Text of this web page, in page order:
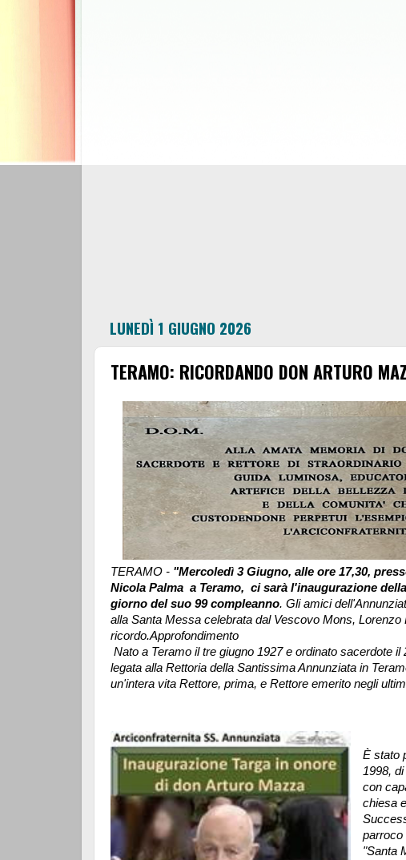
LUNEDÌ 1 GIUGNO 2026
TERAMO: RICORDANDO DON ARTURO
TERAMO - "Mercoledì 3 Giugno, alle ore 17,30,
Nicola Palma a Teramo, ci sarà l'inaugurazione
giorno del suo 99 compleanno. Gli amici
alla Santa Messa celebrata dal Vescovo Mons,
ricordo.Approfondimento
Nato a Teramo il tre giugno 1927 e ordinato sacerdote
legata alla Rettoria della Santissima Annunziata in
un'intera vita Rettore, prima, e Rettore emerito negli
È stato
1998,
con
chiesa
parroco
"Santa